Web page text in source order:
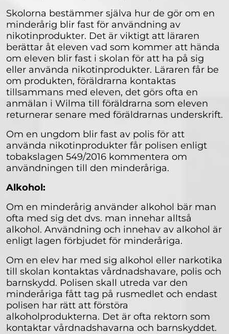
Skolorna bestämmer själva hur de gör om en
minderårig blir fast för användning av
nikotinprodukter. Det är viktigt att läraren
berättar åt eleven vad som kommer att hända
om eleven blir fast i skolan för att ha på sig
eller använda nikotinprodukter. Läraren får be
om produkten, föräldrarna kontaktas
tillsammans med eleven, det görs ofta en
anmälan i Wilma till föräldrarna som eleven
returnerar senare med föräldrarnas underskrift.
Om en ungdom blir fast av polis för att
använda nikotinprodukter får polisen enligt
tobakslagen 549/2016 kommentera om
användningen till den minderåriga.
Alkohol:
Om en minderårig använder alkohol bär man
ofta med sig det dvs. man innehar alltså
alkohol. Användning och innehav av alkohol är
enligt lagen förbjudet för minderåriga.
Om en elev har med sig alkohol eller narkotika
till skolan kontaktas vårdnadshavare, polis och
barnskydd. Polisen skall utreda var den
minderåriga fått tag på rusmedlet och endast
polisen har rätt att förstöra
alkoholprodukterna. Det är ofta rektorn som
kontaktar vårdnadshavarna och barnskyddet.